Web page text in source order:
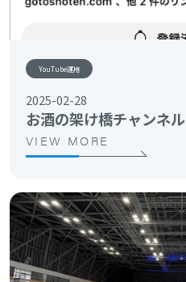
YouTube運用
2025-02-28
お酒の架け橋チャンネル
VIEW MORE